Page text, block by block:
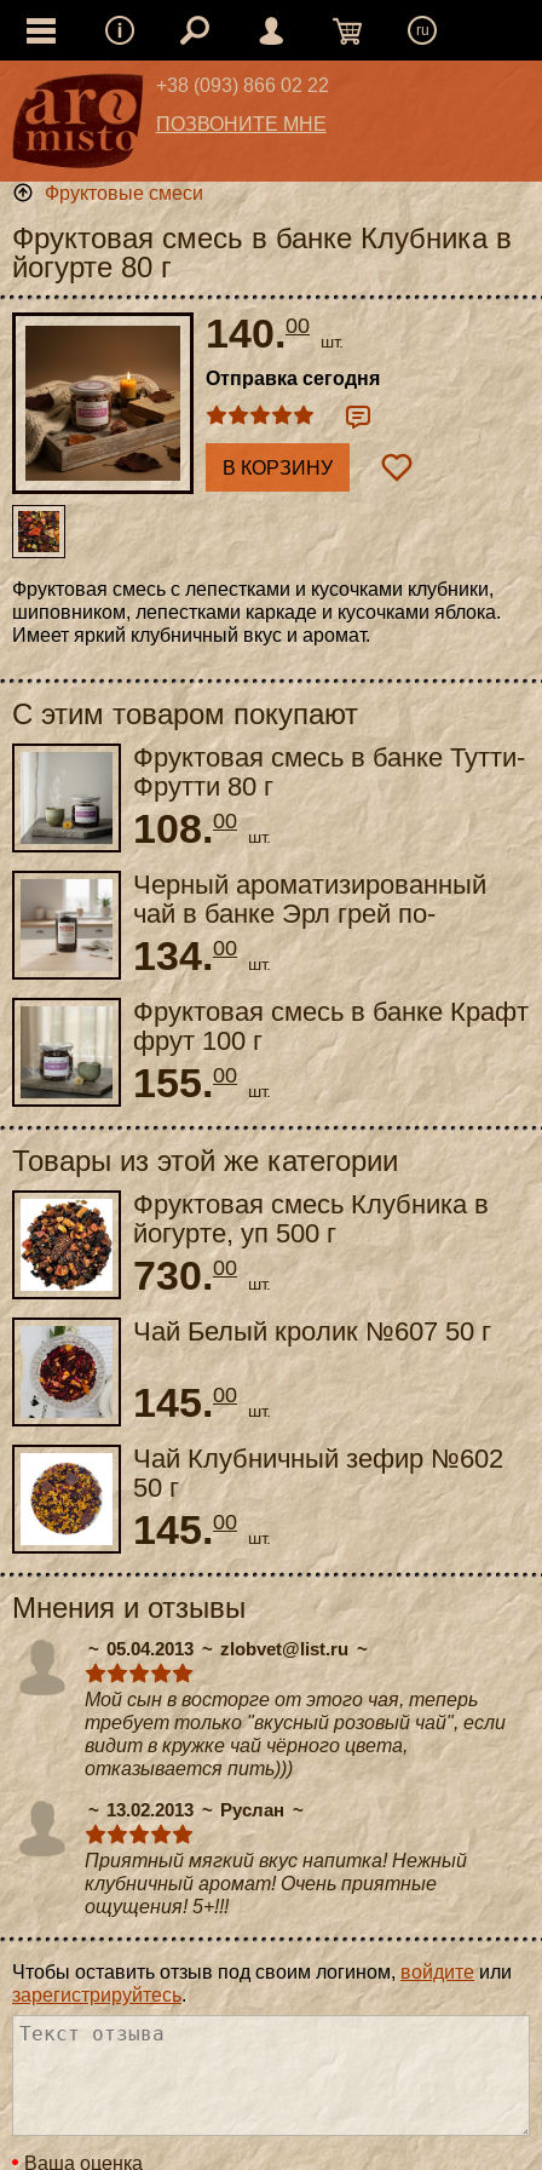
ru
+38 (093) 866 02 22
ПОЗВОНИТЕ МНЕ
Фруктовые смеси
Фруктовая смесь в банке Клубника в
йогурте 80 г
140.00
шт.
Отправка сегодня
В КОРЗИНУ
Фруктовая смесь с лепестками и кусочками клубники,
шиповником, лепестками каркаде и кусочками яблока.
Имеет яркий клубничный вкус и аромат.
С этим товаром покупают
Фруктовая смесь в банке Тутти-
Фрутти 80 г
108.00
шт.
Черный ароматизированный
чай в банке Эрл грей по-
английски 100 г
134.00
шт.
Фруктовая смесь в банке Крафт
фрут 100 г
155.00
шт.
Товары из этой же категории
Фруктовая смесь Клубника в
йогурте, уп 500 г
730.00
шт.
Чай Белый кролик №607 50 г
145.00
шт.
Чай Клубничный зефир №602
50 г
145.00
шт.
Мнения и отзывы
05.04.2013 zlobvet@list.ru
Мой сын в восторге от этого чая, теперь
требует только "вкусный розовый чай", если
видит в кружке чай чёрного цвета,
отказывается пить)))
13.02.2013
Руслан
Приятный мягкий вкус напитка! Нежный
клубничный аромат! Очень приятные
ощущения! 5+!!!
Чтобы оставить отзыв под своим логином, войдитеили
зарегистрируйтесь.
Ваша оценка